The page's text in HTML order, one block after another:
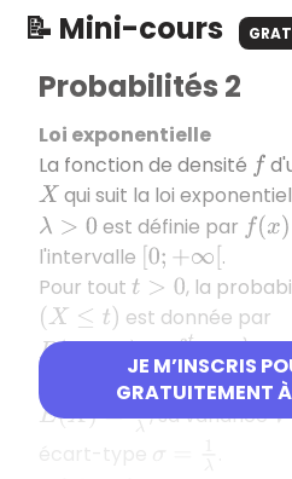
📝 Mini-cours
JE M’INSCRIS
GRATUITEMENT
Probabilités 2
Loi exponentielle
La fonction de densité f
X qui suit la loi
λ> 0 est définie par f(x)=
l'intervalle 0;+∞[
.
Pour tout t >0
, la
(X≤ )
est donnée par
P(X≤t)=∫0tλe−λxdx
L'espérance de cette
E(X)=1λ , sa varianceV